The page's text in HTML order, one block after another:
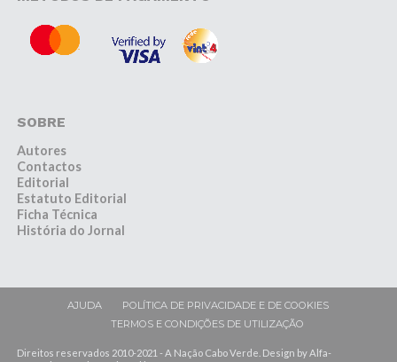
SOBRE
Autores
Contactos
Editorial
Estatuto Editorial
Ficha Técnica
História do Jornal
AJUDA
POLÍTICA DE PRIVACIDADE E DE COOKIES
TERMOS E CONDIÇÕES DE UTILIZAÇÃO
Direitos reservados 2010-2021 - A Nação Cabo Verde. Design by Alfa-